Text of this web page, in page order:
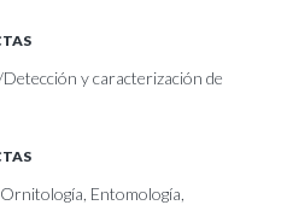
y caracterización de
Entomología,